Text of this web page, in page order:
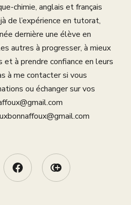
chimie, anglais et français
de l’expérience en tutorat,
dernière une élève en
autres à progresser, à mieux
et à prendre confiance en leurs
à me contacter si vous
ou échanger sur vos